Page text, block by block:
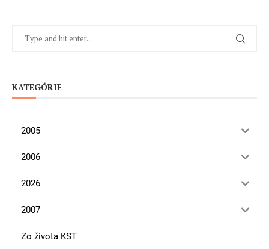
KATEGÓRIE
2005
2006
2026
2007
Zo života KST